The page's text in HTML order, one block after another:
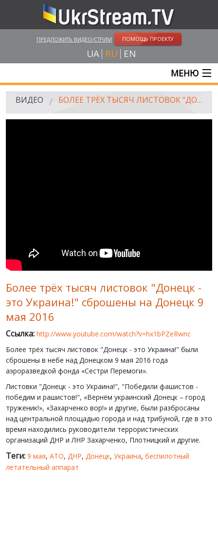
ПРЕДЛОЖИТЬ ВИДЕО/СТРИМ ПОМОЩЬ ПРОЕКТУ
UA RU EN
МЕНЮ
ГЛАВНАЯ
ПУБЛИЧНЫЕ ЛЮДИ
РОССИЙСКО-УКРАИНСКАЯ ВОЙНА
WINTER ON FIRE: UKRAINE'S FIGHT FOR FREEDOM
ХРОНОЛОГИЯ ЄВРОМАЙДАНА
ВИДЕО БОЛЕЕ ТРЁХ ТЫСЯЧ ЛИСТОВОК "ДОНЕЦК - ЭТО УКРАИНА!" СБРОШЕНЫ НА ДОНЕЦК 9 МАЯ 2016
Более трёх тысяч листовок "Донецк -
это Украина!" сброшены на Донецк 9
мая 2016
Ссылка: http://www.youtube.com/watch?v=hx1bPZeRwnc
Более трёх тысяч листовок "Донецк - это Украина!" были
сброшены в небе над Донецком 9 мая 2016 года
аэроразведкой фонда «Сестри Перемоги».
Листовки "Донецк - это Украина!", "Победили фашистов -
победим и рашистов!", «Вернём украинский Донецк – город
труженик!», «Захарченко вор!» и другие, были разбросаны
над центральной площадью города и над трибуной, где в это
время находились руководители террористических
организаций ДНР и ЛНР Захарченко, Плотницкий и другие.
Теги: 9 мая, АТО, ДНР, Донецк, Украина, беспилотный
летательный аппарат